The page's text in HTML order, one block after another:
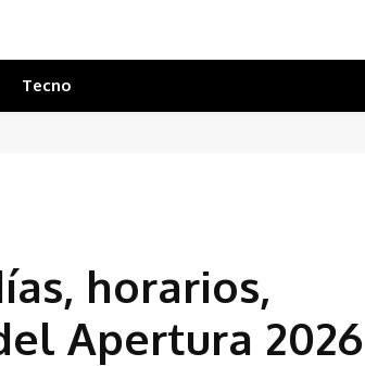
Tecno
horarios,
Apertura 2026